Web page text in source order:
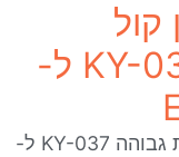
קול
ברגישות גבוהה KY-037 ל-
מדריך חיבור חיישן קול ברגישות גבוהה KY-037 ל-